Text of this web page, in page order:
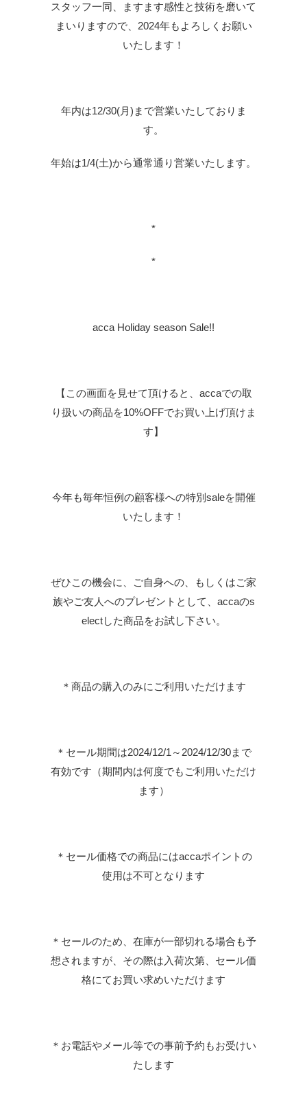
スタッフ一同、ますます感性と技術を磨いて
まいりますので、2024年もよろしくお願い
いたします！
年内は12/30(月)まで営業いたしておりま
す。
年始は1/4(土)から通常通り営業いたします。
*
*
acca Holiday season Sale!!
【この画面を見せて頂けると、accaでの取
り扱いの商品を10%OFFでお買い上げ頂けま
す】
今年も毎年恒例の顧客様への特別saleを開催
いたします！
ぜひこの機会に、ご自身への、もしくはご家
族やご友人へのプレゼントとして、accaのs
electした商品をお試し下さい。
＊商品の購入のみにご利用いただけます
＊セール期間は2024/12/1～2024/12/30まで
有効です（期間内は何度でもご利用いただけ
ます）
＊セール価格での商品にはaccaポイントの
使用は不可となります
＊セールのため、在庫が一部切れる場合も予
想されますが、その際は入荷次第、セール価
格にてお買い求めいただけます
＊お電話やメール等での事前予約もお受けい
たします